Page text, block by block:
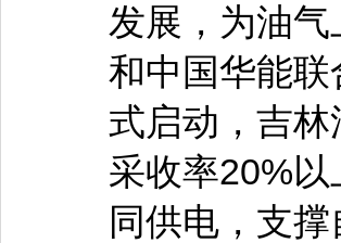
发展，为油气
和中国华能
式启动，吉
采收率20%
同供电，支